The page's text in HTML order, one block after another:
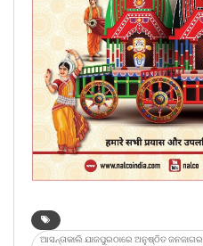
ଆସନ୍ତାକାଲି ଯାଜପୁରଠାରେ ଅନୁଷ୍ଠିତ